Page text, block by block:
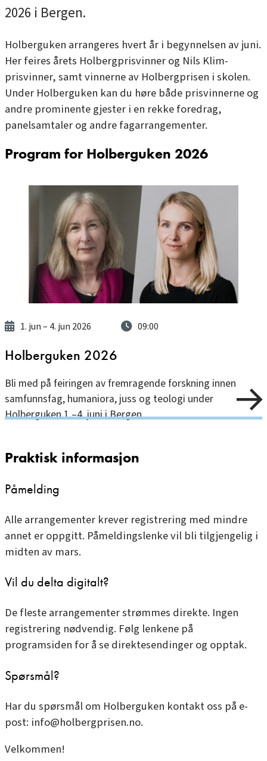
2026 i Bergen.
Holberguken arrangeres hvert år i begynnelsen av juni.
Her feires årets Holbergprisvinner og Nils Klim-
prisvinner, samt vinnerne av Holbergprisen i skolen.
Under Holberguken kan du høre både prisvinnerne og
andre prominente gjester i en rekke foredrag,
panelsamtaler og andre fagarrangementer.
Program for Holberguken 2026
1. jun– 4. jun 2026 09:00
Holberguken 2026
Bli med på feiringen av fremragende forskning innen
samfunnsfag, humaniora, juss og teologi under
Holberguken 1.–4. juni i Bergen.
Praktisk informasjon
Påmelding
Alle arrangementer krever registrering med mindre
annet er oppgitt. Påmeldingslenke vil bli tilgjengelig i
midten av mars.
Vil du delta digitalt?
De fleste arrangementer strømmes direkte. Ingen
registrering nødvendig. Følg lenkene på
programsiden for å se direktesendinger og opptak.
Spørsmål?
Har du spørsmål om Holberguken kontakt oss på e-
post: info@holbergprisen.no.
Velkommen!